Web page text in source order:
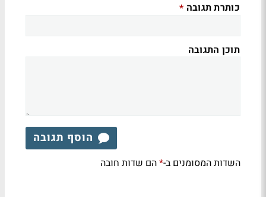
כותרת תגובה *
תוכן התגובה
הוסף תגובה
השדות המסומנים ב-*הם שדות חובה